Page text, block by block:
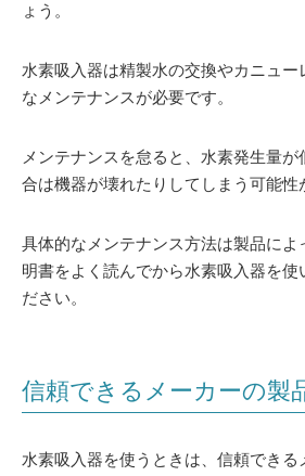
ょう。
水素吸入器は精製水の交換やカニュー
なメンテナンスが必要です。
メンテナンスを怠ると、水素発生量
合は機器が壊れたりしてしまう可能性
具体的なメンテナンス方法は製品によ
明書をよく読んでから水素吸入器を使
ださい。
信頼できるメーカーの製
水素吸入器を使うときは、信頼できる